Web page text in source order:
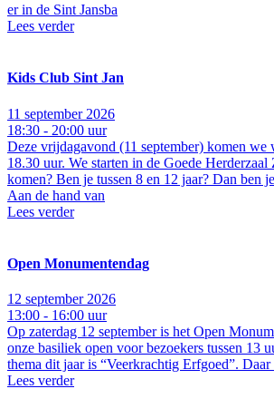
er in de Sint Jansba
Lees verder
Kids Club Sint Jan
11 september 2026
18:30 - 20:00 uur
Deze vrijdagavond (11 september) komen we
18.30 uur. We starten in de Goede
komen? Ben je tussen 8 en 12 jaar? Dan ben
Aan de hand van
Lees verder
Open Monumentendag
12 september 2026
13:00 - 16:00 uur
Op zaterdag 12 september is het Open
onze basiliek open voor bezoekers tussen 13
thema dit jaar is “Veerkrachtig Erfgoed”.
Lees verder